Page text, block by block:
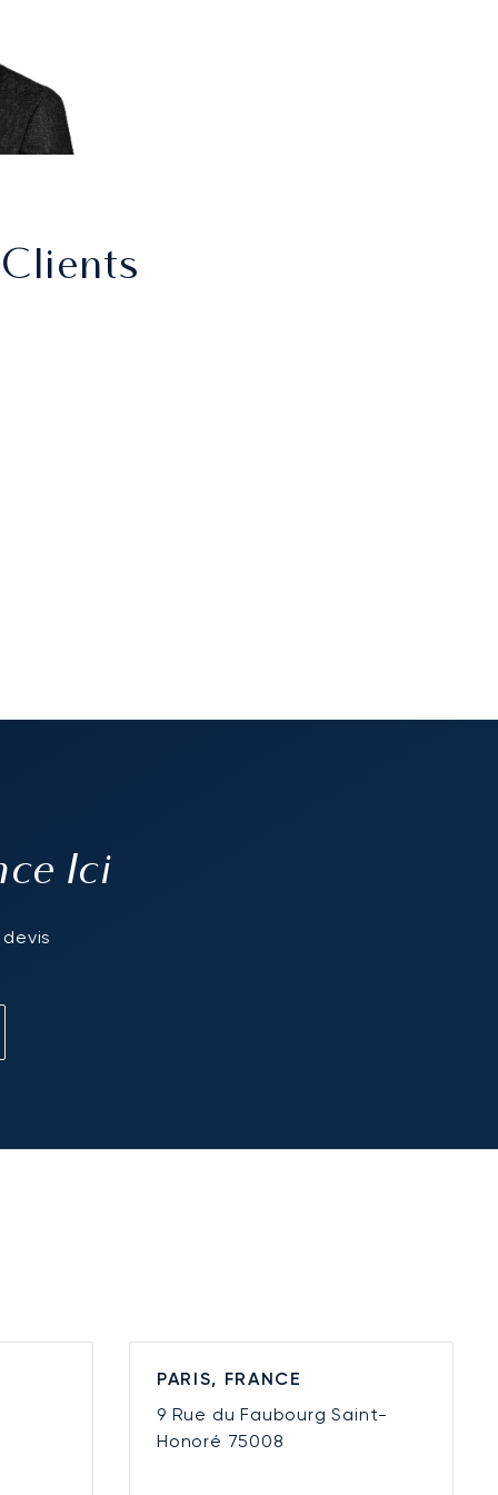
Ici
PARIS, FRANCE
9 Rue du Faubourg Saint-
Honoré 75008